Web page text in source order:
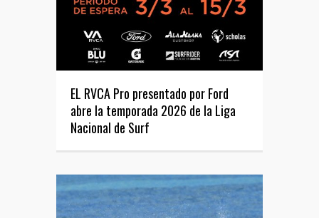
EL RVCA Pro presentado por Ford
abre la temporada 2026 de la Liga
Nacional de Surf